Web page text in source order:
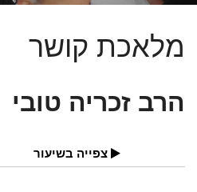
מלאכת קושר
הרב זכריה טובי
צפייה בשיעור